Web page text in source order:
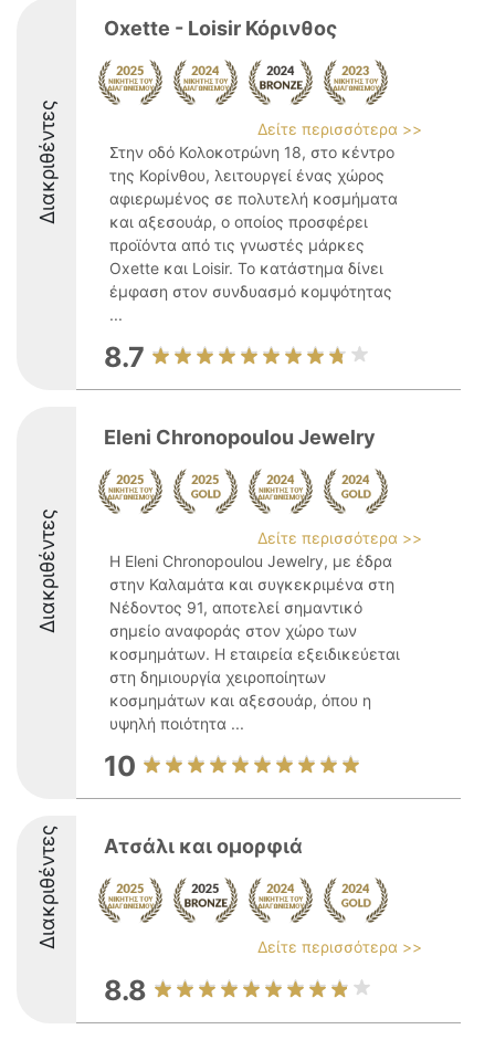
Διακριθέντες
Oxette - Loisir Κόρινθος
Δείτε περισσότερα >>
Στην οδό Κολοκοτρώνη 18, στο κέντρο
της Κορίνθου, λειτουργεί ένας χώρος
αφιερωμένος σε πολυτελή κοσμήματα
και αξεσουάρ, ο οποίος προσφέρει
προϊόντα από τις γνωστές μάρκες
Oxette και Loisir. Το κατάστημα δίνει
έμφαση στον συνδυασμό κομψότητας
...
8.7
Διακριθέντες
Eleni Chronopoulou Jewelry
Δείτε περισσότερα >>
Η Eleni Chronopoulou Jewelry, με έδρα
στην Καλαμάτα και συγκεκριμένα στη
Νέδοντος 91, αποτελεί σημαντικό
σημείο αναφοράς στον χώρο των
κοσμημάτων. Η εταιρεία εξειδικεύεται
στη δημιουργία χειροποίητων
κοσμημάτων και αξεσουάρ, όπου η
υψηλή ποιότητα ...
10
Διακριθέντες Ατσάλι και ομορφιά
Δείτε περισσότερα >>
8.8